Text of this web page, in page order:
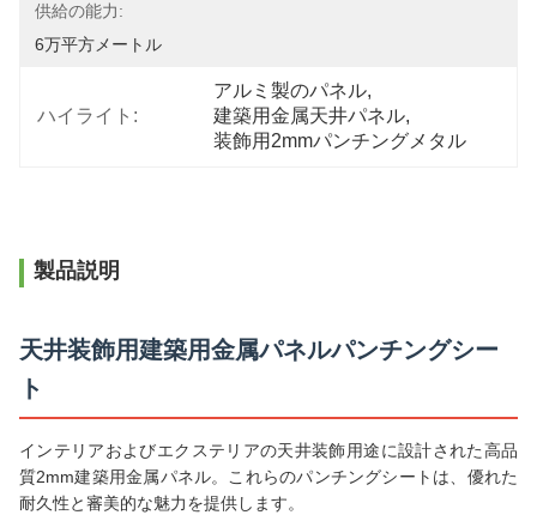
供給の能力:
6万平方メートル
ハイライト:
アルミ製のパネル,
建築用金属天井パネル,
装飾用2mmパンチングメタル
製品説明
天井装飾用建築用金属パネルパンチングシー
ト
インテリアおよびエクステリアの天井装飾用途に設計された高品
質2mm建築用金属パネル。これらのパンチングシートは、優れた
耐久性と審美的な魅力を提供します。